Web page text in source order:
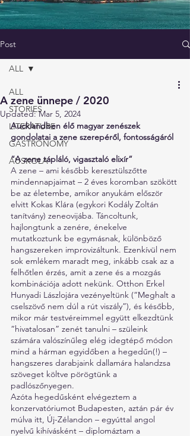
Post
ALL
STORIES
LITERATURE
GASTRONOMY
AUSKOLA
ALL
A zene ünnepe / 2020
Updated:Mar 5, 2024
Aucklandben élő magyar zenészek
gondolatai a zene szerepéről, fontosságáról
“A zene tápláló, vigasztaló elixír”
A zene – ami később keresztülszőtte
mindennapjaimat – 2 éves koromban szökött
be az életembe, amikor anyukám először
elvitt Kokas Klára (egykori Kodály Zoltán
tanítvány) zeneovijába. Táncoltunk,
hajlongtunk a zenére, énekelve
mutatkoztunk be egymásnak, különböző
hangszereken improvizáltunk. Ezenkívül nem
sok emlékem maradt meg, inkább csak az a
felhőtlen érzés, amit a zene és a mozgás
kombinációja adott nekünk. Otthon Erkel
Hunyadi Lászlojára vezényeltünk (“Meghalt a
cselszövő nem dúl a rút viszály”), és később,
mikor már testvéreimmel együtt elkezdtünk
“hivatalosan” zenét tanulni – szüleink
számára valószínűleg elég idegtépő módon
mind a hárman egyidőben a hegedűn(!) –
hangszeres darabjaink dallamára halandzsa
szöveget költve pörögtünk a
padlószőnyegen.
Azóta hegedűsként elvégeztem a
konzervatóriumot Budapesten, aztán pár év
múlva itt, Új-Zélandon – egyúttal angol
nyelvű kihívásként – diplomáztam a